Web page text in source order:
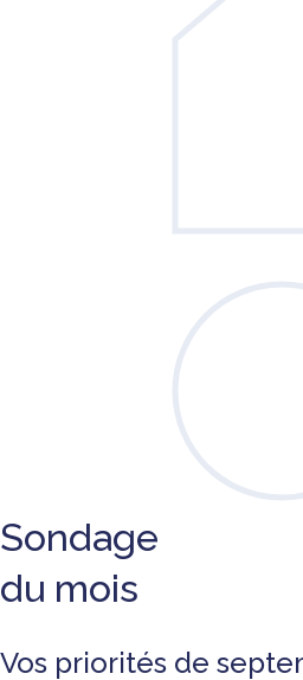
Sondage
du mois
Vos priorités de